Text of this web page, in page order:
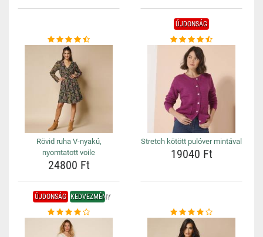
Rövid ruha V-nyakú,
nyomtatott voile
24800 Ft
ÚJDONSÁG
Stretch kötött pulóver mintával
19040 Ft
ÚJDONSÁG KEDVEZMÉNY